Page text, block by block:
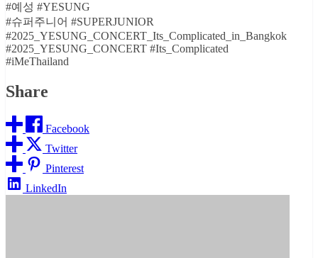
#예성 #YESUNG
#슈퍼주니어 #SUPERJUNIOR
#2025_YESUNG_CONCERT_Its_Complicated_in_Bangkok
#2025_YESUNG_CONCERT #Its_Complicated
#iMeThailand
Share
Facebook
Twitter
Pinterest
LinkedIn